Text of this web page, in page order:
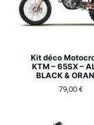
Kit déco
KTM – 65SX –
BLACK &
79,00 €